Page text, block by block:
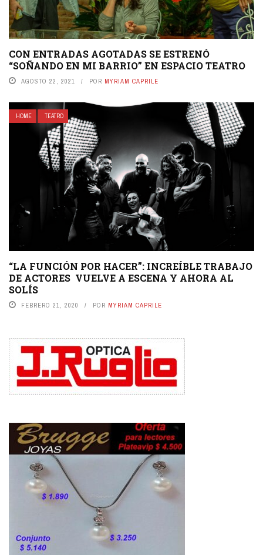
CON ENTRADAS AGOTADAS SE ESTRENÓ
“SOÑANDO EN MI BARRIO” EN ESPACIO TEATRO
AGOSTO 22, 2021 POR MYRIAM CAPRILE
HOME TEATRO
“LA FUNCIÓN POR HACER”: INCREÍBLE TRABAJO
DE ACTORES VUELVE A ESCENA Y AHORA AL
SOLÍS
FEBRERO 21, 2020 POR MYRIAM CAPRILE